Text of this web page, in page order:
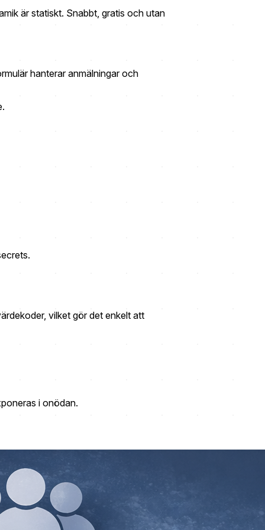
är statiskt. Snabbt, gratis och utan
hanterar anmälningar och
vilket gör det enkelt att
i onödan.